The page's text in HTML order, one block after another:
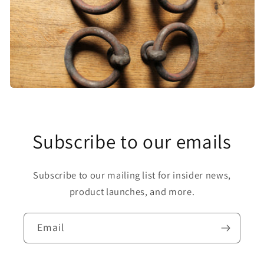
Subscribe to our emails
Subscribe to our mailing list for insider news,
product launches, and more.
Email